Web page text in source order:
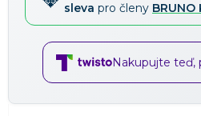
sleva pro členy BRUNO
Nakupujte teď,